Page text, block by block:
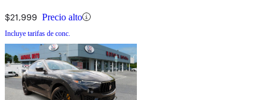
$21,999 Precio alto
Incluye tarifas de conc.